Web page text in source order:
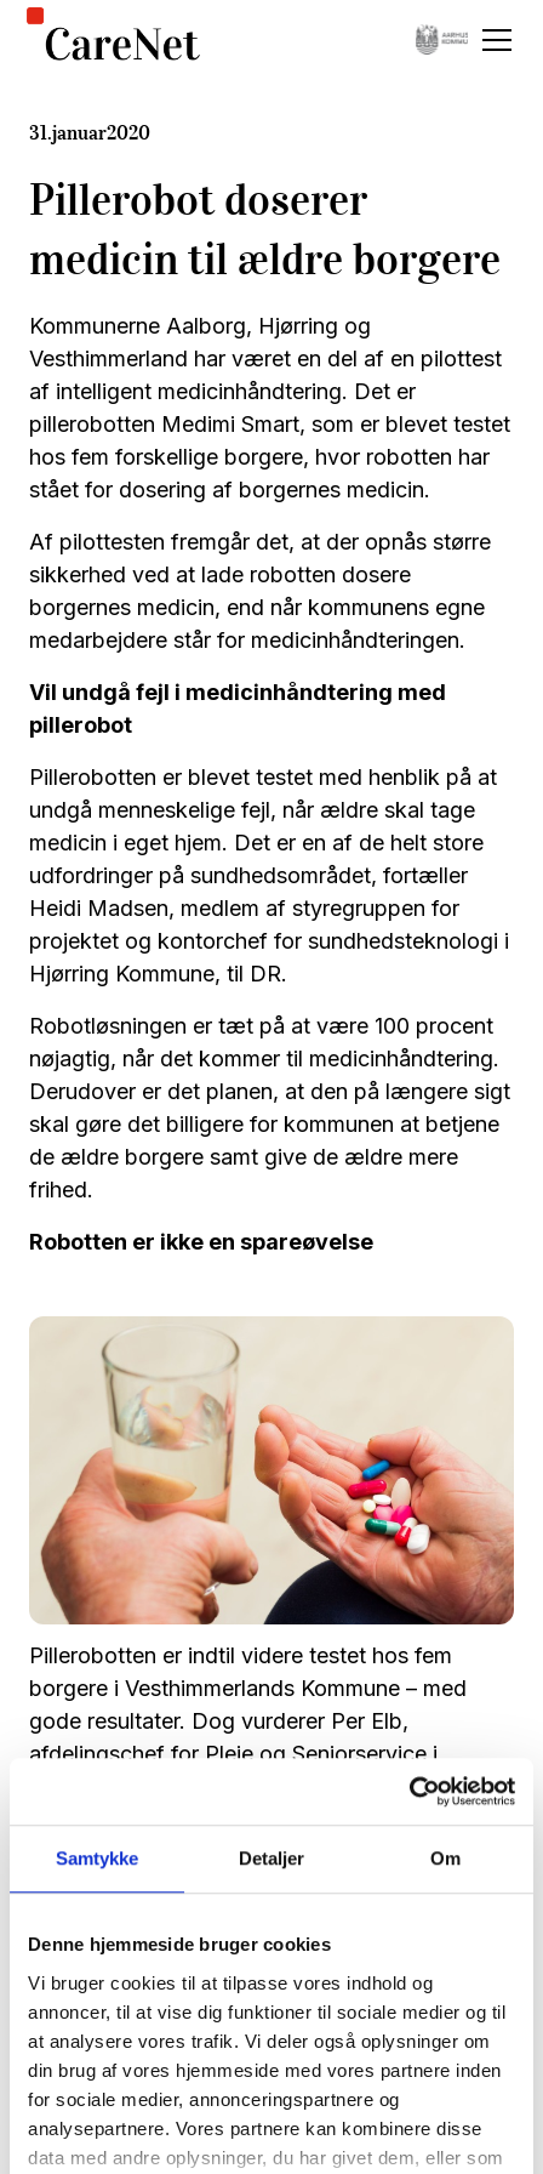
Samtykke Detaljer Om
Denne hjemmeside bruger cookies
Vi bruger cookies til at tilpasse vores indhold og
annoncer, til at vise dig funktioner til sociale medier og til
at analysere vores trafik. Vi deler også oplysninger om
din brug af vores hjemmeside med vores partnere inden
for sociale medier, annonceringspartnere og
analysepartnere. Vores partnere kan kombinere disse
data med andre oplysninger, du har givet dem, eller som
31.januar2020
Pillerobot doserer
medicin til ældre borgere
Kommunerne Aalborg, Hjørring og
Vesthimmerland har været en del af en pilottest
af intelligent medicinhåndtering. Det er
pillerobotten Medimi Smart, som er blevet testet
hos fem forskellige borgere, hvor robotten har
stået for dosering af borgernes medicin.
Af pilottesten fremgår det, at der opnås større
sikkerhed ved at lade robotten dosere
borgernes medicin, end når kommunens egne
medarbejdere står for medicinhåndteringen.
Vil undgå fejl i medicinhåndtering med
pillerobot
Pillerobotten er blevet testet med henblik på at
undgå menneskelige fejl, når ældre skal tage
medicin i eget hjem. Det er en af de helt store
udfordringer på sundhedsområdet, fortæller
Heidi Madsen, medlem af styregruppen for
projektet og kontorchef for sundhedsteknologi i
Hjørring Kommune, til DR.
Robotløsningen er tæt på at være 100 procent
nøjagtig, når det kommer til medicinhåndtering.
Derudover er det planen, at den på længere sigt
skal gøre det billigere for kommunen at betjene
de ældre borgere samt give de ældre mere
frihed.
Robotten er ikke en spareøvelse
Pillerobotten er indtil videre testet hos fem
borgere i Vesthimmerlands Kommune – med
gode resultater. Dog vurderer Per Elb,
afdelingschef for Pleje og Seniorservice i
Vesthimmerlands Kommune, at løsningen ikke vil
være relevant for alle borgere.
- Den afløser ikke medicinhåndteringen hos alle
målgruppen og være sikre på, at borgeren også
siger han.
Derudover understreger han, at robotten ikke er
en spareøvelse.
Robotløsningen skaber tryghed